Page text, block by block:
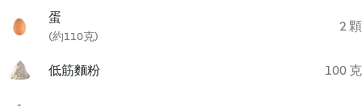
蛋
(約110克)
2 顆
低筋麵粉 100 克